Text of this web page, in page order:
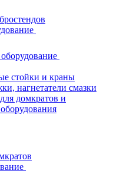
стойки и краны
нагнетатели смазки
домкратов и